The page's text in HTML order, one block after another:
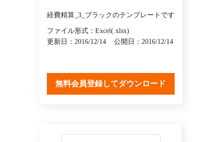
経費精算_3_ブラックのテンプレートです
ファイル形式：Excel(.xlsx)
更新日：2016/12/14
公開日：2016/12/14
無料会員登録してダウンロード